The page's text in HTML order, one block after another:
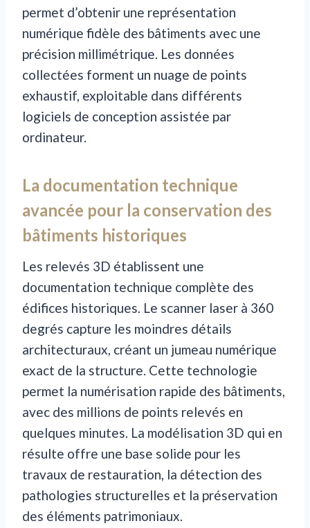
permet d’obtenir une représentation
numérique fidèle des bâtiments avec une
précision millimétrique. Les données
collectées forment un nuage de points
exhaustif, exploitable dans différents
logiciels de conception assistée par
ordinateur.
La documentation technique
avancée pour la conservation des
bâtiments historiques
Les relevés 3D établissent une
documentation technique complète des
édifices historiques. Le scanner laser à 360
degrés capture les moindres détails
architecturaux, créant un jumeau numérique
exact de la structure. Cette technologie
permet la numérisation rapide des bâtiments,
avec des millions de points relevés en
quelques minutes. La modélisation 3D qui en
résulte offre une base solide pour les
travaux de restauration, la détection des
pathologies structurelles et la préservation
des éléments patrimoniaux.